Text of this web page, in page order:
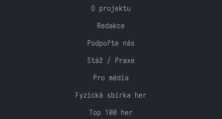
O projektu
Redakce
Podpořte nás
Stáž / Praxe
Pro média
Fyzická sbírka her
Top 100 her